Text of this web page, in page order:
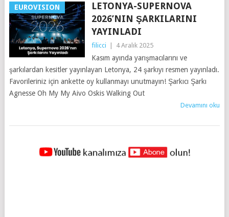
EUROVISION
LETONYA-SUPERNOVA
2026’NIN ŞARKILARINI
YAYINLADI
filicci 4 Aralık 2025
Kasım ayında yarışmacılarını ve
şarkılardan kesitler yayınlayan Letonya, 24 şarkıyı resmen yayınladı.
Favorileriniz için ankette oy kullanmayı unutmayın! Şarkıcı Şarkı
Agnesse Oh My My Aivo Oskis Walking Out
Devamını oku
YAZILAR